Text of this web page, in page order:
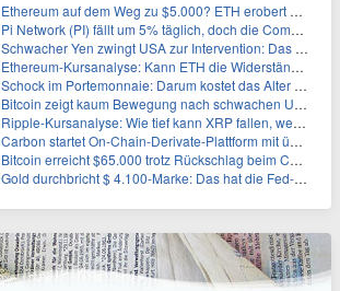
Ethereum auf dem Weg zu $5.000? ETH erobert wichtige Marke zurück, während Institutionen weiter akkumulieren
Pi Network (PI) fällt um 5% täglich, doch die Community bleibt optimistisch
Schwacher Yen zwingt USA zur Intervention: Das größte Risiko seit 15 Jahren
Ethereum-Kursanalyse: Kann ETH die Widerstände der gleitenden Durchschnitte überwinden?
Schock im Portemonnaie: Darum kostet das Alter deutlich mehr als Sie denken
Bitcoin zeigt kaum Bewegung nach schwachen US-Arbeitsmarktdaten, Fed-Zinserhöhungschancen sinken auf 44%
Ripple-Kursanalyse: Wie tief kann XRP fallen, wenn die $1-Unterstützung am Wochenende verloren geht?
Carbon startet On-Chain-Derivate-Plattform mit über 950 Märkten in einem Konto
Bitcoin erreicht $65.000 trotz Rückschlag beim CLARITY Act und fehlendem US-Iran-Abkommen
Gold durchbricht $ 4.100-Marke: Das hat die Fed-Entscheidung ausgelöst